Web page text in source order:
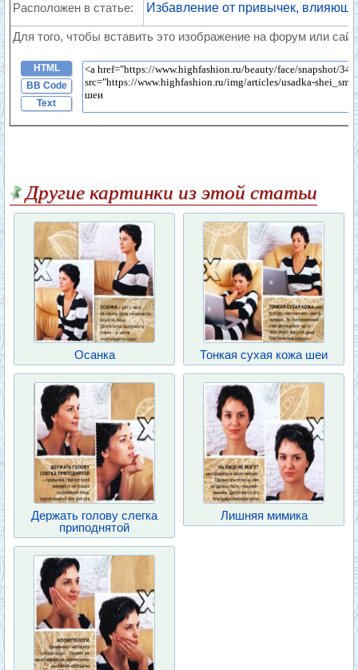
Расположен в статье: Избавление от привычек,
Для того, чтобы вставить это изображение на форум или
HTML
BB Code
Text
Другие картинки из этой статьи
Осанка Тонкая сухая кожа шеи
Держать голову слегка
приподнятой
Лишняя мимика